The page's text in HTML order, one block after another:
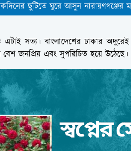
ছুটিতে ঘুরে আসুন নারায়ণগঞ্জের
সত্য। বাংলাদেশের ঢাকার
বেশ জনপ্রিয় এবং সুপরিচিত হয়ে উঠেছে।